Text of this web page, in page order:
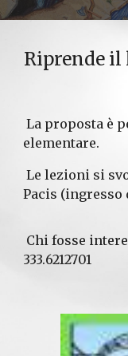
Riprende
La proposta è
elementare.
Le lezioni si
Pacis (ingresso
Chi fosse
333.6212701